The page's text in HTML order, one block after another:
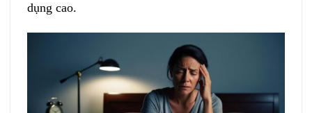
dụng cao.